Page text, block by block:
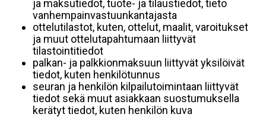
ja maksutiedot, tuote- ja tilaustiedot, tieto
vanhempainvastuunkantajasta
ottelutilastot, kuten, ottelut, maalit, varoitukset
ja muut ottelutapahtumaan liittyvät
tilastointitiedot
palkan- ja palkkionmaksuun liittyvät yksilöivät
tiedot, kuten henkilötunnus
seuran ja henkilön kilpailutoimintaan liittyvät
tiedot sekä muut asiakkaan suostumuksella
kerätyt tiedot, kuten henkilön kuva